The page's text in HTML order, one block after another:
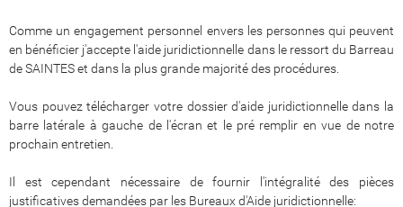
Comme un engagement personnel envers les personnes qui peuvent
en bénéficier j'accepte l'aide juridictionnelle dans le ressort du Barreau
de SAINTES et dans la plus grande majorité des procédures.
Vous pouvez télécharger votre dossier d'aide juridictionnelle dans la
barre latérale à gauche de l'écran et le pré remplir en vue de notre
prochain entretien.
Il est cependant nécessaire de fournir l'intégralité des pièces
justificatives demandées par les Bureaux d'Aide juridictionnelle: